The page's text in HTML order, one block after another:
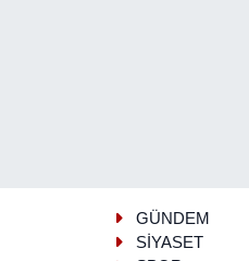
GÜNDEM
SİYASET